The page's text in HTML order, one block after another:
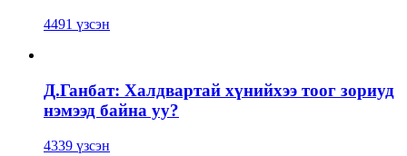
4491 үзсэн
Д.Ганбат: Халдвартай хүнийхээ тоог зориуд
нэмээд байна уу?
4339 үзсэн